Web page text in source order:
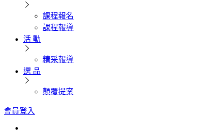
課程報名
課程報導
活 動
精采報導
選 品
顛覆提案
會員登入